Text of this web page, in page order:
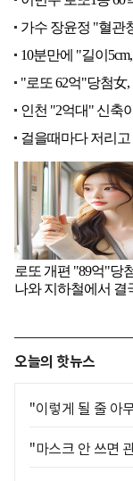
오늘의 핫뉴스
"이렇게 될 줄 아
"마스크 안 쓰면